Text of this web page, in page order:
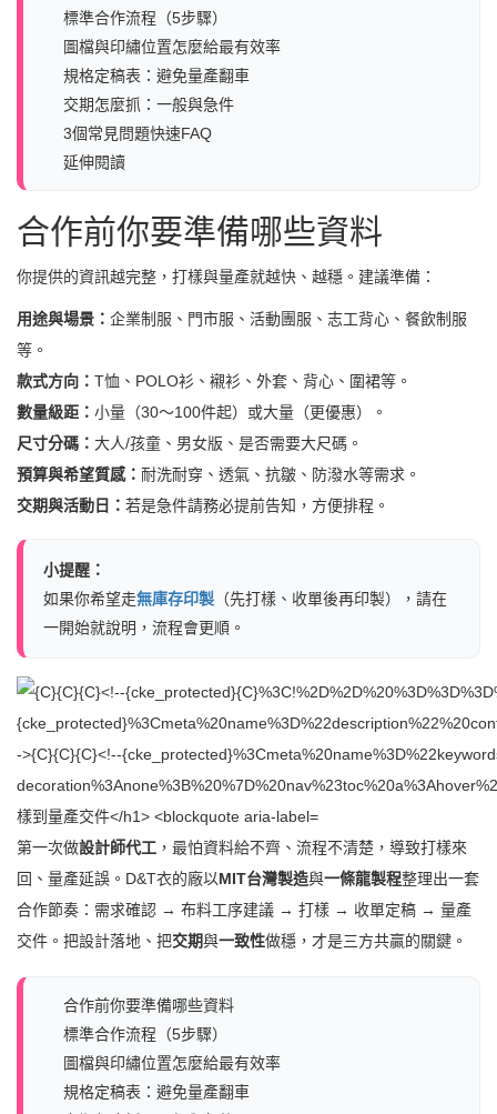
標準合作流程（5步驟）
圖檔與印繡位置怎麼給最有效率
規格定稿表：避免量產翻車
交期怎麼抓：一般與急件
3個常見問題快速FAQ
延伸閱讀
合作前你要準備哪些資料
你提供的資訊越完整，打樣與量產就越快、越穩。建議準備：
用途與場景： 企業制服、門市服、活動團服、志工背心、餐飲制服
等。
款式方向： T恤、POLO衫、襯衫、外套、背心、圍裙等。
數量級距： 小量（30～100件起）或大量（更優惠）。
尺寸分碼： 大人/孩童、男女版、是否需要大尺碼。
預算與希望質感： 耐洗耐穿、透氣、抗皺、防潑水等需求。
交期與活動日： 若是急件請務必提前告知，方便排程。
小提醒：
如果你希望走無庫存印製 （先打樣、收單後再印製），請在
一開始就說明，流程會更順。
第一次做設計師代工 ，最怕資料給不齊、流程不清楚，導致打樣來
回、量產延誤。D&T衣的廠以MIT台灣製造與一條龍製程整理出一套
合作節奏：需求確認 → 布料工序建議 → 打樣 → 收單定稿 → 量產
交件。把設計落地、把交期與一致性做穩，才是三方共贏的關鍵。
合作前你要準備哪些資料
標準合作流程（5步驟）
圖檔與印繡位置怎麼給最有效率
規格定稿表：避免量產翻車